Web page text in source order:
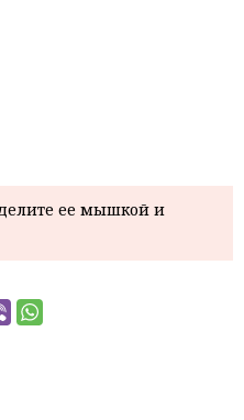
ее мышкой и